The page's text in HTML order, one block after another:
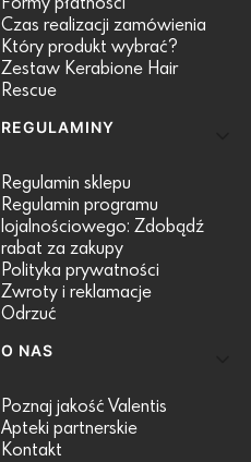
Czas realizacji zamówienia
Który produkt wybrać?
Zestaw Kerabione Hair
Rescue
REGULAMINY
Regulamin sklepu
Regulamin programu
lojalnościowego: Zdobądź
rabat za zakupy
Polityka prywatności
Zwroty i reklamacje
Odrzuć
O NAS
Poznaj jakość Valentis
Apteki partnerskie
Kontakt